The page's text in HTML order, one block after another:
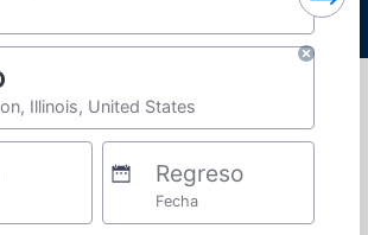
Illinois, United States
Regreso
Fecha